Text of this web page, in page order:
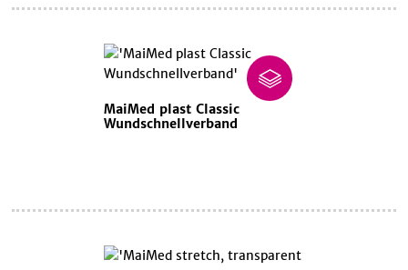
MaiMed plast Classic
Wundschnellverband